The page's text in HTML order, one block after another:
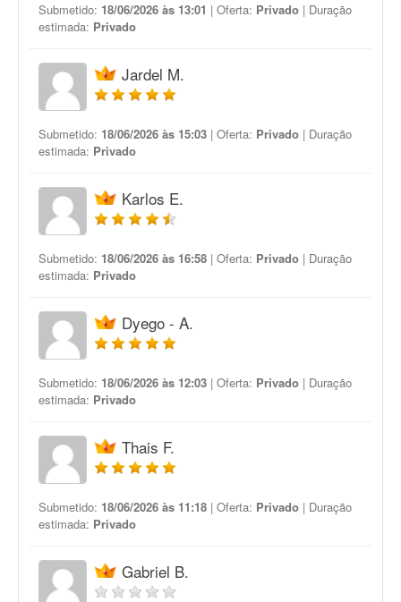
Submetido: 18/06/2026 às 13:01 | Oferta: Privado | Duração
estimada: Privado
Jardel M.
Submetido: 18/06/2026 às 15:03 | Oferta: Privado | Duração
estimada: Privado
Karlos E.
Submetido: 18/06/2026 às 16:58 | Oferta: Privado | Duração
estimada: Privado
Dyego - A.
Submetido: 18/06/2026 às 12:03 | Oferta: Privado | Duração
estimada: Privado
Thais F.
Submetido: 18/06/2026 às 11:18 | Oferta: Privado | Duração
estimada: Privado
Gabriel B.